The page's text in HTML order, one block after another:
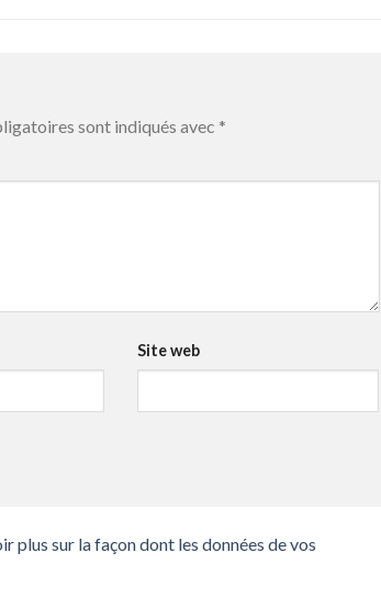
sont indiqués avec *
Site web
plus sur la façon dont les données de vos